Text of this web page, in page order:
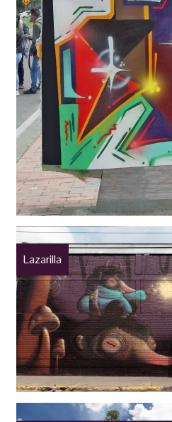
Lazarilla